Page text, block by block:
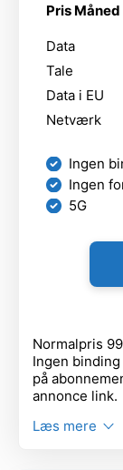
Pris Måned
Data
Tale
Data i EU
Netværk
Ingen
Ingen
5G
Normalpris
Ingen
på
annonce link.
Læs mere